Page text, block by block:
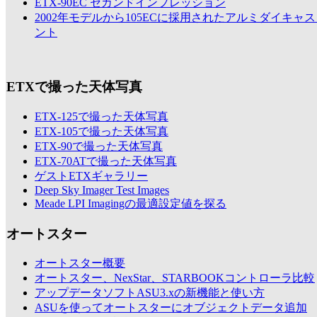
ETX-90EC セカンドインプレッション
2002年モデルから105ECに採用されたアルミダイキャ
ント
ETXで撮った天体写真
ETX-125で撮った天体写真
ETX-105で撮った天体写真
ETX-90で撮った天体写真
ETX-70ATで撮った天体写真
ゲストETXギャラリー
Deep Sky Imager Test Images
Meade LPI Imagingの最適設定値を探る
オートスター
オートスター概要
オートスター、NexStar、STARBOOKコントローラ比較
アップデータソフトASU3.xの新機能と使い方
ASUを使ってオートスターにオブジェクトデータ追加